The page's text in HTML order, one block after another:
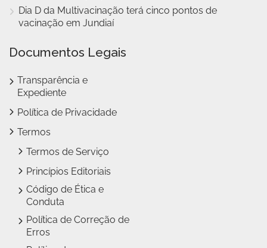
Dia D da Multivacinação terá cinco pontos de
vacinação em Jundiaí
Documentos Legais
Transparência e
Expediente
Política de Privacidade
Termos
Termos de Serviço
Princípios Editoriais
Código de Ética e
Conduta
Política de Correção de
Erros